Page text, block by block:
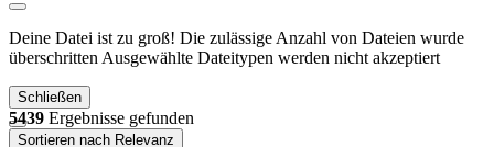
Deine Datei ist zu groß! Die zulässige Anzahl von Dateien wurde
überschritten Ausgewählte Dateitypen werden nicht akzeptiert
Schließen
5439 Ergebnisse gefunden
Sortieren nach Relevanz